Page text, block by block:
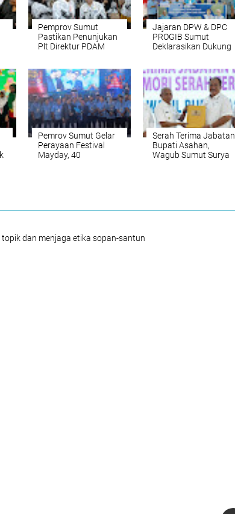
Pemprov Sumut
Pastikan Penunjukan
Plt Direktur PDAM
Jajaran DPW & DPC
PROGIB Sumut
Deklarasikan Dukung
Pemrov Sumut Gelar
Perayaan Festival
Mayday, 40
Serah Terima Jabatan
Bupati Asahan,
Wagub Sumut Surya
dan menjaga etika sopan-santun